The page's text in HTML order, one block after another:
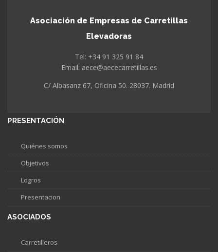
Asociación de Empresas de Carretillas
Elevadoras
Tel: +34 91 325 91 84
Email: aece@aececarretillas.es
C/ Albasanz 67, Oficina 50. 28037. Madrid
PRESENTACIÓN
Quiénes somos
Objetivos
Logros
Presentacion
ASOCIADOS
Carretilleros